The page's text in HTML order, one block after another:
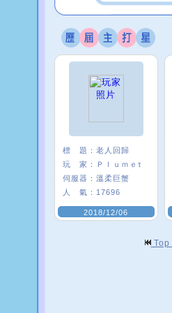
標 題： 老人回歸
玩 家：
Ｐｌｕｍｅτ
伺服器： 溫柔巨蟹
人 氣： 17696
2018/12/06
Top